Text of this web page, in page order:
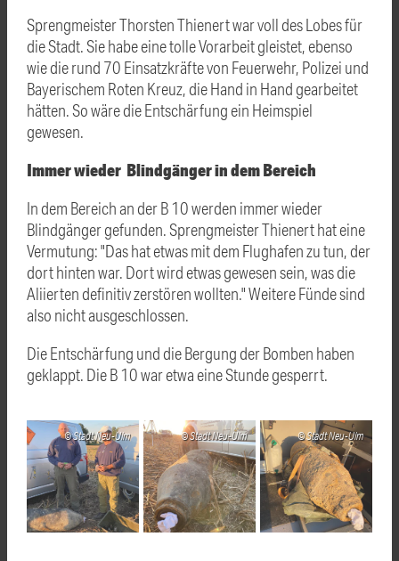
Sprengmeister Thorsten Thienert war voll des Lobes für
die Stadt. Sie habe eine tolle Vorarbeit gleistet, ebenso
wie die rund 70 Einsatzkräfte von Feuerwehr, Polizei und
Bayerischem Roten Kreuz, die Hand in Hand gearbeitet
hätten. So wäre die Entschärfung ein Heimspiel
gewesen.
Immer wieder Blindgänger in dem Bereich
In dem Bereich an der B 10 werden immer wieder
Blindgänger gefunden. Sprengmeister Thienert hat eine
Vermutung: "Das hat etwas mit dem Flughafen zu tun, der
dort hinten war. Dort wird etwas gewesen sein, was die
Aliierten definitiv zerstören wollten." Weitere Fünde sind
also nicht ausgeschlossen.
Die Entschärfung und die Bergung der Bomben haben
geklappt. Die B 10 war etwa eine Stunde gesperrt.
Stadt Neu-Ulm Stadt Neu-Ulm Stadt Neu-Ulm